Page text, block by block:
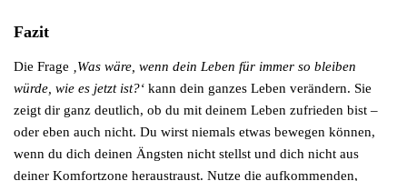
Fazit
Die Frage ‚Was wäre, wenn dein Leben für immer so bleiben
würde, wie es jetzt ist?‘ kann dein ganzes Leben verändern. Sie
zeigt dir ganz deutlich, ob du mit deinem Leben zufrieden bist –
oder eben auch nicht. Du wirst niemals etwas bewegen können,
wenn du dich deinen Ängsten nicht stellst und dich nicht aus
deiner Komfortzone heraustraust. Nutze die aufkommenden,